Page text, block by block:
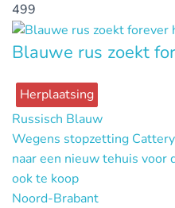
499
Blauwe rus zoekt
Herplaatsing
Russisch Blauw
Wegens stopzetting
naar een nieuw tehuis voor
ook te koop
Noord-Brabant